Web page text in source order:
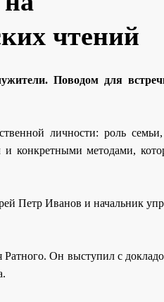
чтений
Поводом для
личности: роль
конкретными методами,
Петр Иванов и начальник
Ратного. Он выступил с